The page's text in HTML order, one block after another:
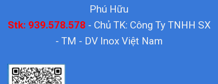
Phú Hữu
Stk: 939.578.578 - Chủ TK: Công Ty TNHH SX
- TM - DV Inox Việt Nam